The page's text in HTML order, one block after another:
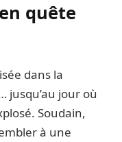
quête
dans la
jusqu’au jour où
Soudain,
à une